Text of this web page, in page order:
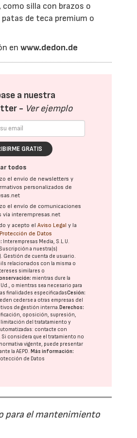
silla con brazos o
de teca premium o
enwww.dedon.de
a nuestra
- Ver ejemplo
GRATIS
todos
el envío de newsletters y
personalizados de
el envío de comunicaciones
vía interempresas.net
y acepto elAviso Legal y la
de Datos
Interempresas Media, S.L.U.
Suscripción a nuestra(s)
Gestión de cuenta de usuario.
relacionados con la misma o
similares o
mientras dure la
o mientras sea necesario para
finalidades especificadasCesión:
cederse a otras empresas del
de gestión interna.Derechos:
oposición, supresión,
del tratatamiento y
contacte con
. Si considera que el tratamiento no
vigente, puede presentar
laAEPD.Más información:
de Datos
para el mantenimiento